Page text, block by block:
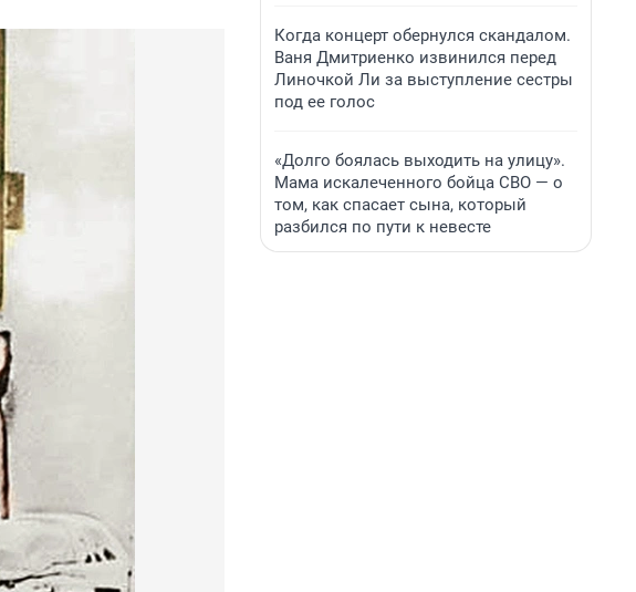
Когда концерт обернулся скандалом.
Ваня Дмитриенко извинился перед
Линочкой Ли за выступление сестры
под ее голос
«Долго боялась выходить на улицу».
Мама искалеченного бойца СВО — о
том, как спасает сына, который
разбился по пути к невесте